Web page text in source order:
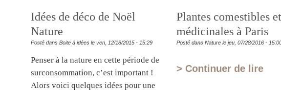
Idées de déco de Noël
Nature
Posté dans Boite à idées le ven, 12/18/2015 - 15:29
Penser à la nature en cette période de
surconsommation, c’est important !
Alors voici quelques idées pour une
Plantes comestibles et
médicinales à Paris
Posté dans Nature le jeu, 07/28/2016 -
> Continuer de lire